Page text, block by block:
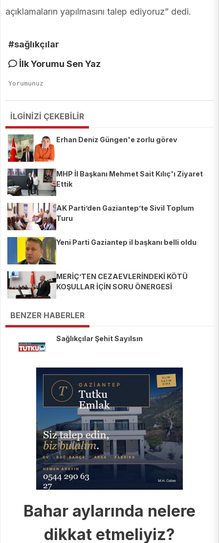
açıklamaların yapılmasını talep ediyoruz” dedi.
#sağlıkçılar
İlk Yorumu Sen Yaz
İLGİNİZİ ÇEKEBİLİR
Erhan Deniz Güngen'e zorlu görev
MHP İl Başkanı Mehmet Sait Kılıç'ı Ziyaret
Ettik
AK Parti’den Gaziantep’te Sivil Toplum
Turu
Yeni Parti Gaziantep il başkanı belli oldu
MERİÇ’TEN CEZAEVLERİNDEKİ KÖTÜ
KOŞULLAR İÇİN SORU ÖNERGESİ
BENZER HABERLER
Sağlıkçılar Şehit Sayılsın
Bahar aylarında nelere
dikkat etmeliyiz?